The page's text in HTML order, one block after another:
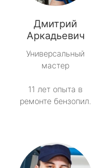
Дмитрий
Аркадьевич
Универсальный
мастер
11 лет опыта в
ремонте бензопил.